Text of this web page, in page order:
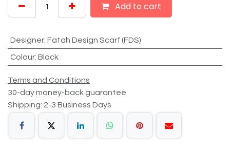
Add to cart
Designer: Fatah Design Scarf (FDS)
Colour: Black
Terms and Conditions
30-day money-back guarantee
Shipping: 2-3 Business Days